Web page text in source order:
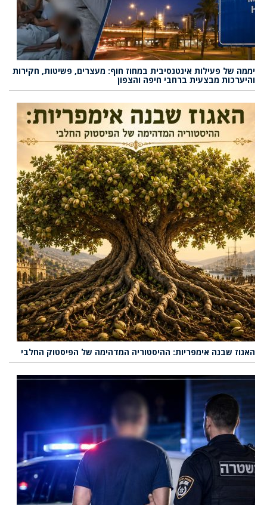
יממה של פעילות אינטנסיבית במחוז חוף: מעצרים, פשיטות, חקירות
והיערכות מבצעית ברחבי חיפה והצפון
האגוז שבנה אימפריות: ההיסטוריה המדהימה של הפיסטוק החלבי